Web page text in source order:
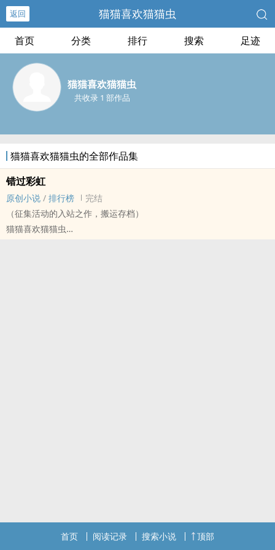
返回 猫猫喜欢猫猫虫
首页 分类 排行 搜索 足迹
猫猫喜欢猫猫虫
共收录 1 部作品
猫猫喜欢猫猫虫的全部作品集
错过彩虹
原创小说 / 排行榜
完结
（征集活动的入站之作，搬运存档）
猫猫喜欢猫猫虫
首页 阅读记录 搜索小说 顶部